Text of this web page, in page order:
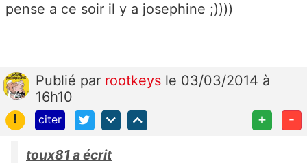
pense a ce soir il y a josephine ;))))
Publié par rootkeys le 03/03/2014 à
16h10
!
citer + -
toux81 a écrit